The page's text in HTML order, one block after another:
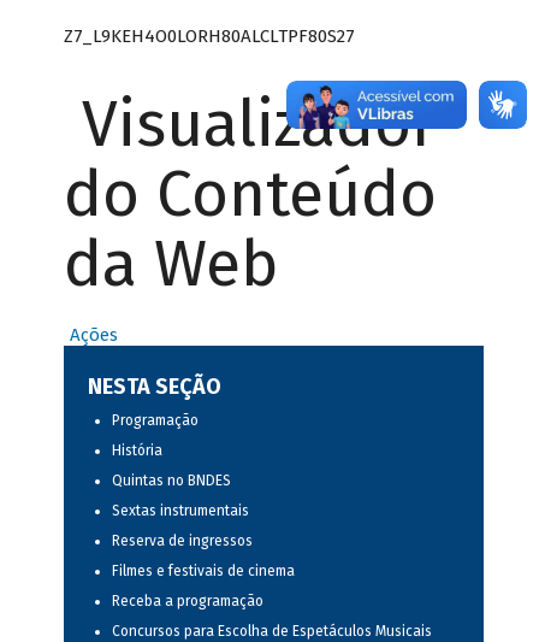
Z7_L9KEH4O0LORH80ALCLTPF80S27
Visualizador
do Conteúdo
da Web
Ações
NESTA SEÇÃO
Programação
História
Quintas no BNDES
Sextas instrumentais
Reserva de ingressos
Filmes e festivais de cinema
Receba a programação
Concursos para Escolha de Espetáculos Musicais